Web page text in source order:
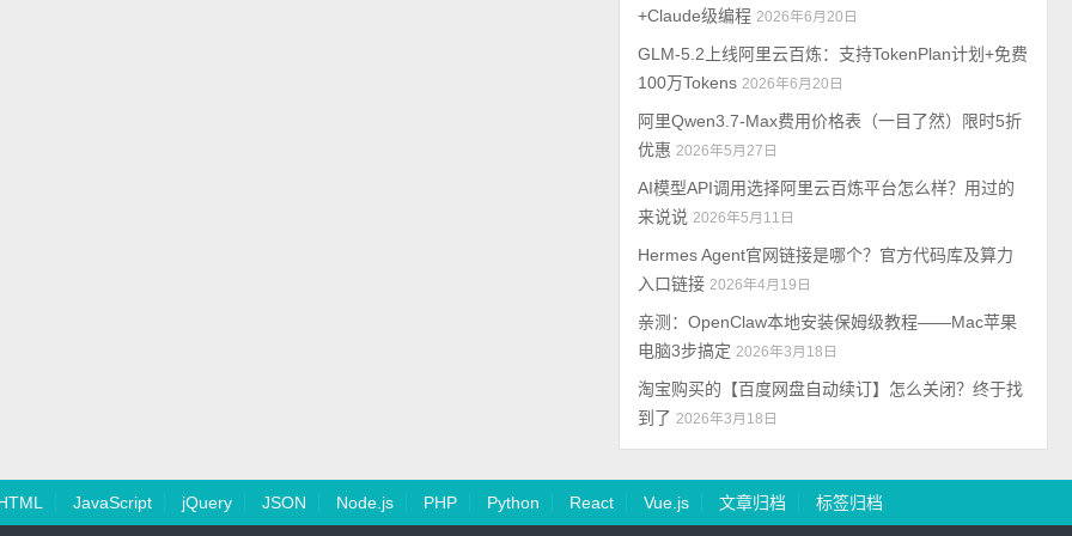
+Claude级编程 2026年6月20日
GLM-5.2上线阿里云百炼：支持TokenPlan计划+免费
100万Tokens 2026年6月20日
阿里Qwen3.7-Max费用价格表（一目了然）限时5折
优惠 2026年5月27日
AI模型API调用选择阿里云百炼平台怎么样？用过的
来说说 2026年5月11日
Hermes Agent官网链接是哪个？官方代码库及算力
入口链接 2026年4月19日
亲测：OpenClaw本地安装保姆级教程——Mac苹果
电脑3步搞定 2026年3月18日
淘宝购买的【百度网盘自动续订】怎么关闭？终于找
到了 2026年3月18日
JavaScript jQuery JSON Node.js PHP Python React Vue.js 文章归档 标签归档